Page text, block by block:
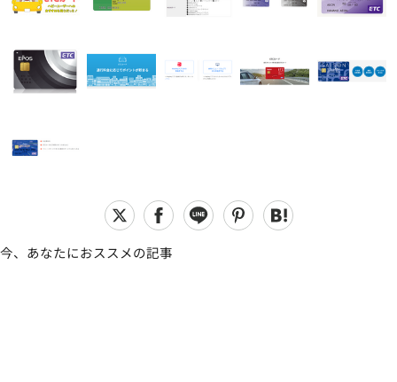
今、あなたにおススメの記事